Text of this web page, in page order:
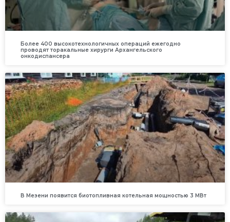
Более 400 высокотехнологичных операций ежегодно
проводят торакальные хирурги Архангельского
онкодиспансера
В Мезени появится биотопливная котельная мощностью 3 МВт